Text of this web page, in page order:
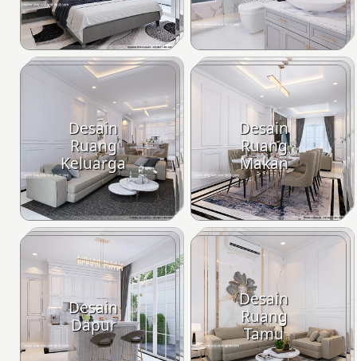
Desain
Ruang
Keluarga
Desain
Ruang
Makan
Desain
Dapur
Desain
Ruang
Tamu